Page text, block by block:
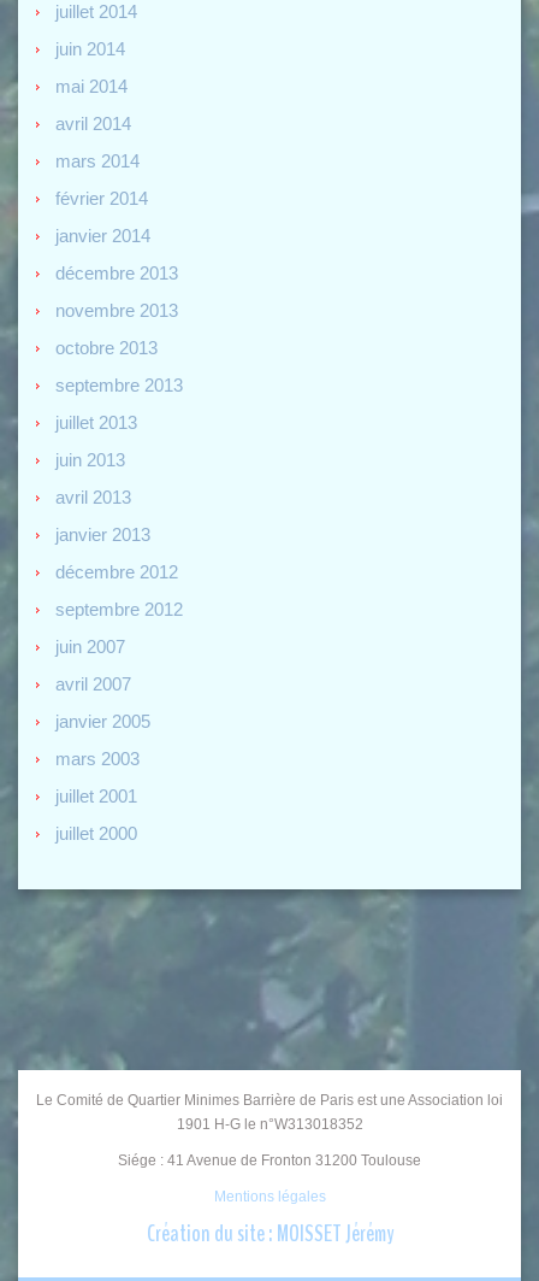
juillet 2014
juin 2014
mai 2014
avril 2014
mars 2014
février 2014
janvier 2014
décembre 2013
novembre 2013
octobre 2013
septembre 2013
juillet 2013
juin 2013
avril 2013
janvier 2013
décembre 2012
septembre 2012
juin 2007
avril 2007
janvier 2005
mars 2003
juillet 2001
juillet 2000
Le Comité de Quartier Minimes Barrière de Paris est une Association loi
1901 H-G le n°W313018352
Siége : 41 Avenue de Fronton 31200 Toulouse
Mentions légales
Création du site : MOISSET Jérémy